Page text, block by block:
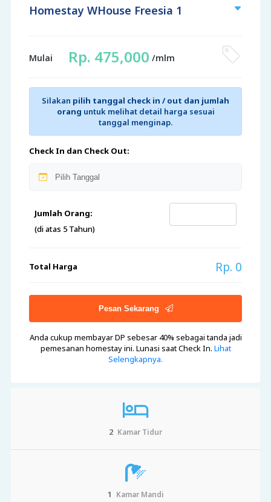
Homestay WHouse Freesia 1
Mulai Rp. 475,000 /mlm
Silakan pilih tanggal check in / out dan jumlah
orang untuk melihat detail harga sesuai
tanggal menginap.
Check In dan Check Out:
Jumlah Orang:
(di atas 5 Tahun)
Total Harga Rp. 0
Pesan Sekarang
Anda cukup membayar DP sebesar 40% sebagai tanda jadi
pemesanan homestay ini. Lunasi saat Check In. Lihat
Selengkapnya.
2 Kamar Tidur
1 Kamar Mandi